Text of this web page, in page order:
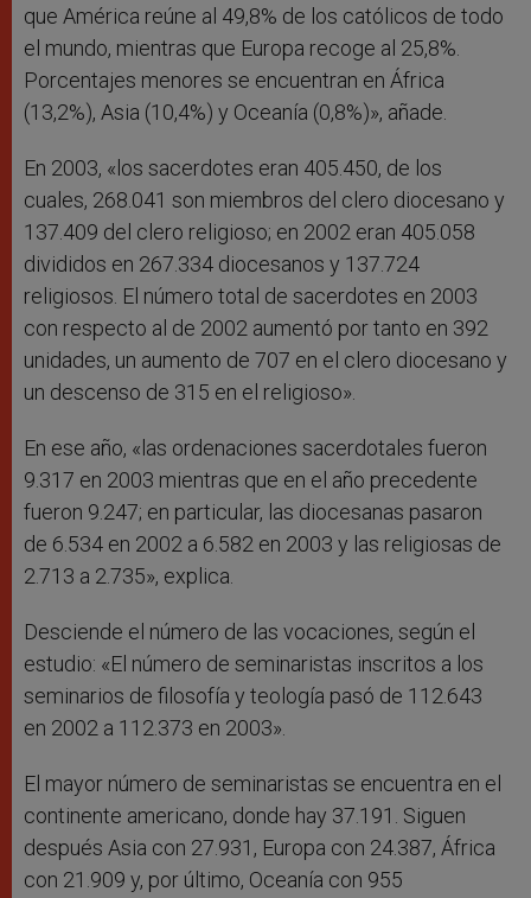
que América reúne al 49,8% de los católicos de todo
el mundo, mientras que Europa recoge al 25,8%.
Porcentajes menores se encuentran en África
(13,2%), Asia (10,4%) y Oceanía (0,8%)», añade.
En 2003, «los sacerdotes eran 405.450, de los
cuales, 268.041 son miembros del clero diocesano y
137.409 del clero religioso; en 2002 eran 405.058
divididos en 267.334 diocesanos y 137.724
religiosos. El número total de sacerdotes en 2003
con respecto al de 2002 aumentó por tanto en 392
unidades, un aumento de 707 en el clero diocesano y
un descenso de 315 en el religioso».
En ese año, «las ordenaciones sacerdotales fueron
9.317 en 2003 mientras que en el año precedente
fueron 9.247; en particular, las diocesanas pasaron
de 6.534 en 2002 a 6.582 en 2003 y las religiosas de
2.713 a 2.735», explica.
Desciende el número de las vocaciones, según el
estudio: «El número de seminaristas inscritos a los
seminarios de filosofía y teología pasó de 112.643
en 2002 a 112.373 en 2003».
El mayor número de seminaristas se encuentra en el
continente americano, donde hay 37.191. Siguen
después Asia con 27.931, Europa con 24.387, África
con 21.909 y, por último, Oceanía con 955